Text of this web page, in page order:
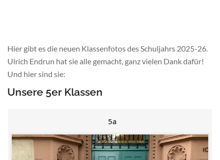
Hier gibt es die neuen Klassenfotos des Schuljahrs 2025-26.
Ulrich Endrun hat sie alle gemacht, ganz vielen Dank dafür!
Und hier sind sie:
Unsere 5er Klassen
5a